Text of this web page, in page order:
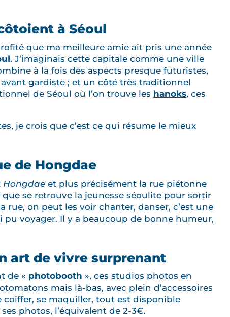
à Séoul
que ma meilleure amie ait pris une année
. J’imaginais cette capitale comme une ville
à la fois des aspects presque futuristes,
gardiste ; et un côté très traditionnel
de Séoul où l’on trouve les hanoks, ces
je crois que c’est ce qui résume le mieux
de Hongdae
Hongdae et plus précisément la rue piétonne
que se retrouve la jeunesse séoulite pour sortir
rue, on peut les voir chanter, danser, c’est une
pu voyager. Il y a beaucoup de bonne humeur,
art de vivre surprenant
de « photobooth », ces studios photos en
mais là-bas, avec plein d’accessoires
coiffer, se maquiller, tout est disponible
photos, l’équivalent de 2-3€.